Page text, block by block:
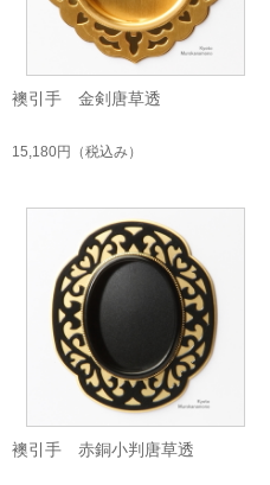
襖引手 金剣唐草透
15,180円 （税込み）
襖引手 赤銅小判唐草透